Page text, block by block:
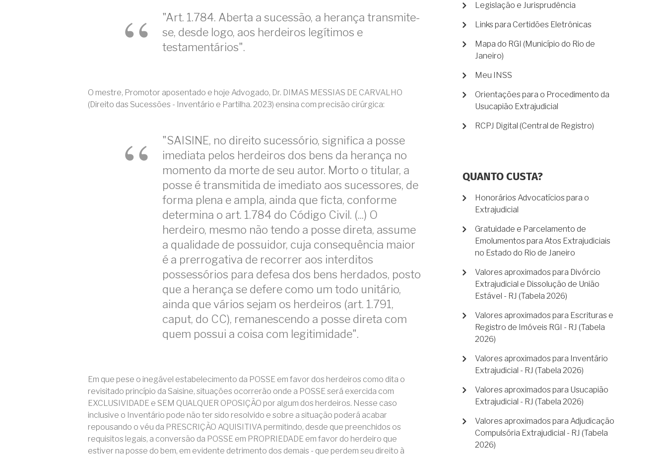
"Art. 1.784. Aberta a sucessão, a herança transmite-
se, desde logo, aos herdeiros legítimos e
testamentários".
O mestre, Promotor aposentado e hoje Advogado, Dr. DIMAS MESSIAS DE CARVALHO
(Direito das Sucessões - Inventário e Partilha. 2023) ensina com precisão cirúrgica:
"SAISINE, no direito sucessório, significa a posse
imediata pelos herdeiros dos bens da herança no
momento da morte de seu autor. Morto o titular, a
posse é transmitida de imediato aos sucessores, de
forma plena e ampla, ainda que ficta, conforme
determina o art. 1.784 do Código Civil. (...) O
herdeiro, mesmo não tendo a posse direta, assume
a qualidade de possuidor, cuja consequência maior
é a prerrogativa de recorrer aos interditos
possessórios para defesa dos bens herdados, posto
que a herança se defere como um todo unitário,
ainda que vários sejam os herdeiros (art. 1.791,
caput, do CC), remanescendo a posse direta com
quem possui a coisa com legitimidade".
Em que pese o inegável estabelecimento da POSSE em favor dos herdeiros como dita o
revisitado princípio da Saisine, situações ocorrerão onde a POSSE será exercida com
EXCLUSIVIDADE e SEM QUALQUER OPOSIÇÃO por algum dos herdeiros. Nesse caso
inclusive o Inventário pode não ter sido resolvido e sobre a situação poderá acabar
repousando o véu da PRESCRIÇÃO AQUISITIVA permitindo, desde que preenchidos os
requisitos legais, a conversão da POSSE em PROPRIEDADE em favor do herdeiro que
estiver na posse do bem, em evidente detrimento dos demais - que perdem seu direito à
Legislação e Jurisprudência
Links para Certidões Eletrônicas
Mapa do RGI (Município do Rio de
Janeiro)
Meu INSS
Orientações para o Procedimento da
Usucapião Extrajudicial
RCPJ Digital (Central de Registro)
QUANTO CUSTA?
Honorários Advocatícios para o
Extrajudicial
Gratuidade e Parcelamento de
Emolumentos para Atos Extrajudiciais
no Estado do Rio de Janeiro
Valores aproximados para Divórcio
Extrajudicial e Dissolução de União
Estável - RJ (Tabela 2026)
Valores aproximados para Escrituras e
Registro de Imóveis RGI - RJ (Tabela
2026)
Valores aproximados para Inventário
Extrajudicial - RJ (Tabela 2026)
Valores aproximados para Usucapião
Extrajudicial - RJ (Tabela 2026)
Valores aproximados para Adjudicação
Compulsória Extrajudicial - RJ (Tabela
2026)